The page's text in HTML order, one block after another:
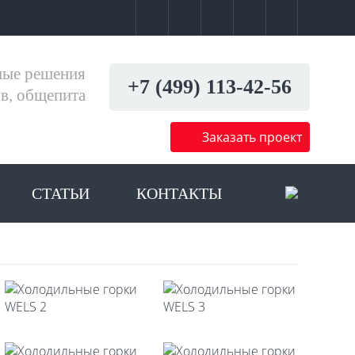
+7 (499) 113-42-56
решения
общепита
Заказать проект
СТАТЬИ КОНТАКТЫ